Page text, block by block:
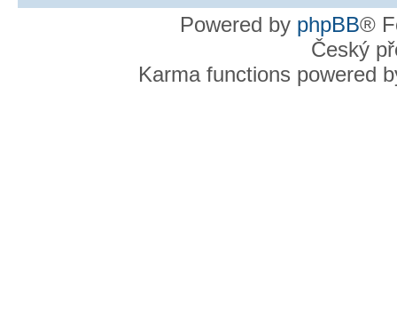
Powered by phpBB®
Český
Karma functions powered